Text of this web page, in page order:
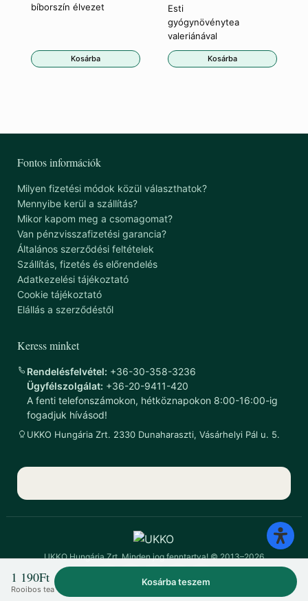
bíborszín élvezet
Kosárba
Esti
gyógynövénytea
valeriánával
Kosárba
Fontos információk
Milyen fizetési módok közül választhatok?
Mennyibe kerül a szállítás?
Mikor kapom meg a csomagomat?
Van pénzvisszafizetési garancia?
Általános szerződési feltételek
Szállítás, fizetés és előrendelés
Adatkezelési tájékoztató
Cookie tájékoztató
Elállás a szerződéstől
Keress minket
Rendelésfelvétel: +36-30-358-3236
Ügyfélszolgálat: +36-20-9411-420
A fenti telefonszámokon, hétköznapokon 8:00-16:00-ig
fogadjuk hívásod!
UKKO Hungária Zrt. 2330 Dunaharaszti, Vásárhelyi Pál u. 5.
UKKO Hungária Zrt. Minden jog fenntartva! © 2013–2026
1 190Ft
Rooibos tea
Kosárba teszem